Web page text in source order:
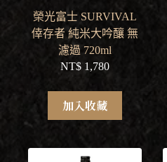
榮光富士 SURVIVAL
倖存者 純米大吟釀 無
濾過 720ml
NT$ 1,780
加入收藏